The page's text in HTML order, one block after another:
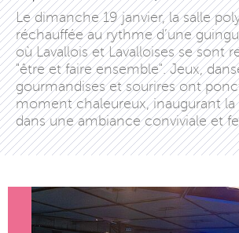
Le dimanche 19 janvier, la salle
réchauffée au rythme d’une
où Lavallois et Lavalloises se sont
"être et faire ensemble". Jeux,
gourmandises et sourires ont
moment chaleureux, inaugurant
dans une ambiance conviviale et